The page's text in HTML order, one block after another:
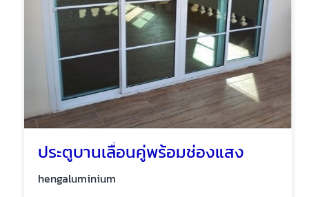
ประตูบานเลื่อนคู่พร้อมช่องแสง
hengaluminium